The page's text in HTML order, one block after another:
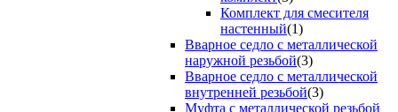
Комплект для смесителя
настенный(1)
Вварное седло с металлической
наружной резьбой(3)
Вварное седло с металлической
внутренней резьбой(3)
Муфта с металлической резьбой